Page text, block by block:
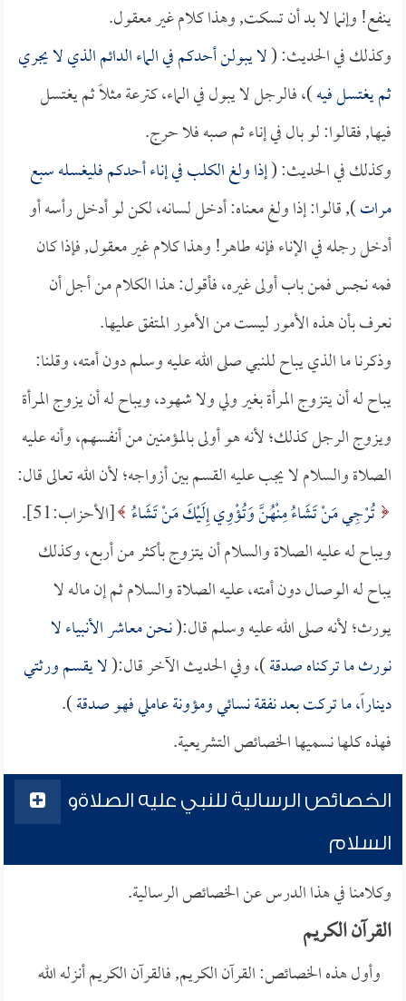
ينفع! وإنما لا بد أن تسكت, وهذا كلام غير معقول.
وكذلك في الحديث: (لا يبولن أحدكم في الماء الدائم الذي لا يجري
ثم يغتسل فيه)، فالرجل لا يبول في الماء، كترعة مثلاً ثم يغتسل
فيها, فقالوا: لو بال في إناء ثم صبه فلا حرج.
وكذلك في الحديث: (إذا ولغ الكلب في إناء أحدكم فليغسله سبع
مرات), قالوا: إذا ولغ معناه: أدخل لسانه، لكن لو أدخل رأسه أو
أدخل رجله في الإناء فإنه طاهر! وهذا كلام غير معقول, فإذا كان
فمه نجس فمن باب أولى غيره، فأقول: هذا الكلام من أجل أن
نعرف بأن هذه الأمور ليست من الأمور المتفق عليها.
وذكرنا ما الذي يباح للنبي صلى الله عليه وسلم دون أمته، وقلنا:
يباح له أن يتزوج المرأة بغير ولي ولا شهود، ويباح له أن يزوج المرأة
ويزوج الرجل كذلك؛ لأنه هو أولى بالمؤمنين من أنفسهم، وأنه عليه
الصلاة والسلام لا يجب عليه القسم بين أزواجه؛ لأن الله تعالى قال:
تُرْجِي مَنْ تَشَاءُ مِنْهُنَّ وَتُؤْوِي إِلَيْكَ مَنْ تَشَاءُ [الأحزاب:51].
ويباح له عليه الصلاة والسلام أن يتزوج بأكثر من أربع، وكذلك
يباح له الوصال دون أمته، عليه الصلاة والسلام ثم إن ماله لا
يورث؛ لأنه صلى الله عليه وسلم قال:(نحن معاشر الأنبياء لا
نورث ما تركناه صدقة)، وفي الحديث الآخر قال:(لا يقسم ورثتي
ديناراً، ما تركت بعد نفقة نسائي ومؤونة عاملي فهو صدقة).
فهذه كلها نسميها الخصائص التشريعية.
الخصائص الرسالية للنبي عليه الصلاةو
السلام
وكلامنا في هذا الدرس عن الخصائص الرسالية.
القرآن الكريم
وأول هذه الخصائص: القرآن الكريم, فالقرآن الكريم أنزله الله